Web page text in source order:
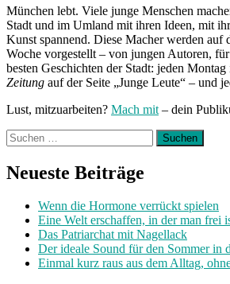
München lebt. Viele junge Menschen
Stadt und im Umland mit ihren Ideen, mit
Kunst spannend. Diese Macher werden auf
Woche vorgestellt – von jungen Autoren,
besten Geschichten der Stadt: jeden
Zeitung auf der Seite „Junge Leute“ – und
Lust, mitzuarbeiten? Mach mit – dein
Suchen
nach:
Neueste Beiträge
Wenn die Hormone verrückt spielen
Eine Welt erschaffen, in der man frei
Das Patriarchat mit Nagellack
Der ideale Sound für den Sommer in
Einmal kurz raus aus dem Alltag,